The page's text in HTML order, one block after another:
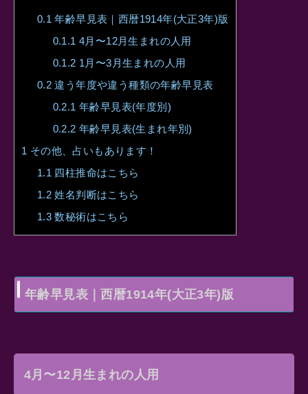
0.1 年齢早見表｜西暦1914年(大正3年)版
0.1.1 4月〜12月生まれの人用
0.1.2 1月〜3月生まれの人用
0.2 違う年度や違う種類の年齢早見表
0.2.1 年齢早見表(年度別)
0.2.2 年齢早見表(生まれ年別)
1 その他、占いもあります！
1.1 四柱推命はこちら
1.2 姓名判断はこちら
1.3 数秘術はこちら
年齢早見表｜西暦1914年(大正3年)版
4月〜12月生まれの人用